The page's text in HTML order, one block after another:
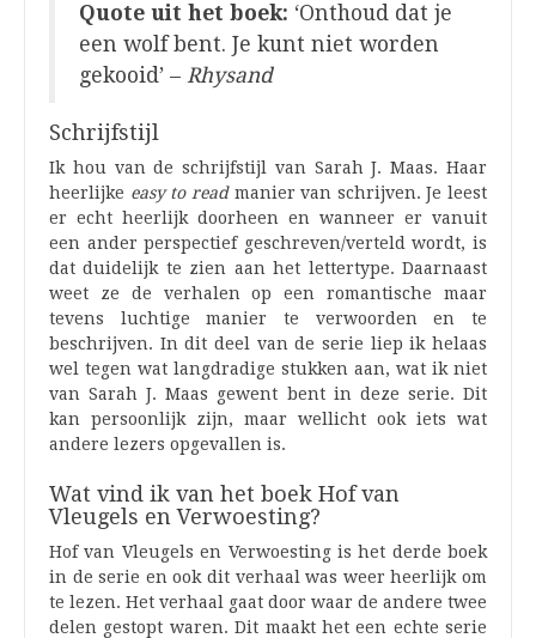
Quote uit het boek: ‘Onthoud dat je
een wolf bent. Je kunt niet worden
gekooid’ – Rhysand
Schrijfstijl
Ik hou van de schrijfstijl van Sarah J. Maas. Haar
heerlijke easy to readmanier van schrijven. Je leest
er echt heerlijk doorheen en wanneer er vanuit
een ander perspectief geschreven/verteld wordt, is
dat duidelijk te zien aan het lettertype. Daarnaast
weet ze de verhalen op een romantische maar
tevens luchtige manier te verwoorden en te
beschrijven. In dit deel van de serie liep ik helaas
wel tegen wat langdradige stukken aan, wat ik niet
van Sarah J. Maas gewent bent in deze serie. Dit
kan persoonlijk zijn, maar wellicht ook iets wat
andere lezers opgevallen is.
Wat vind ik van het boek Hof van
Vleugels en Verwoesting?
Hof van Vleugels en Verwoesting is het derde boek
in de serie en ook dit verhaal was weer heerlijk om
te lezen. Het verhaal gaat door waar de andere twee
delen gestopt waren. Dit maakt het een echte serie